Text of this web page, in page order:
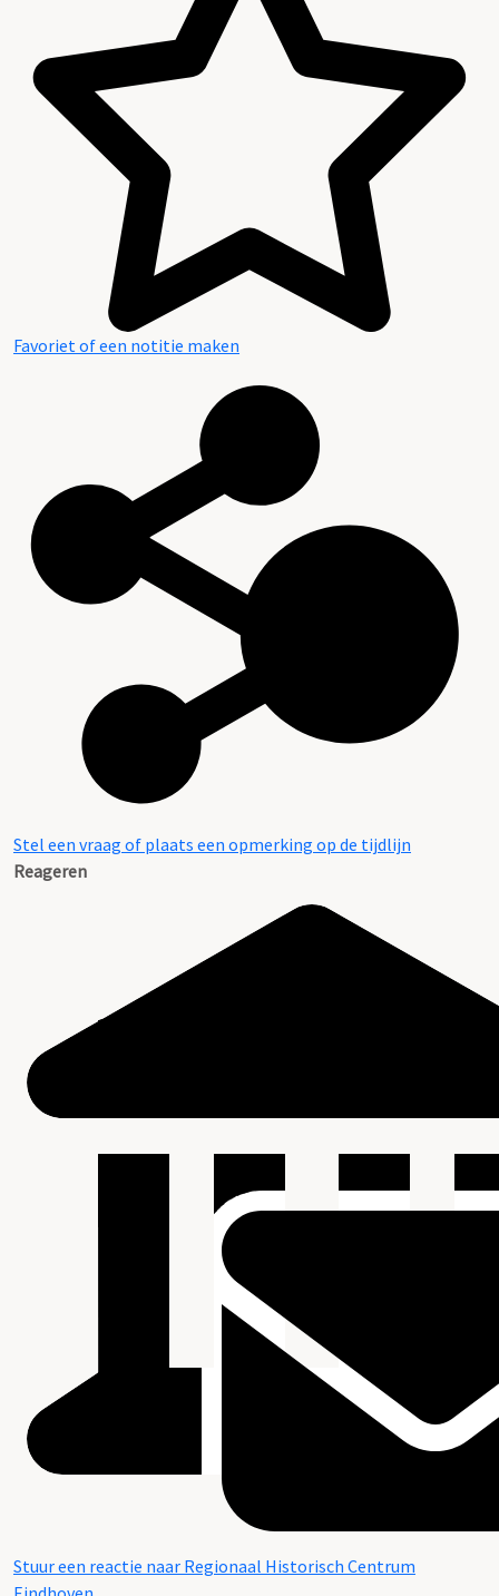
Favoriet of een notitie maken
Stel een vraag of plaats een opmerking op de tijdlijn
Reageren
Stuur een reactie naar Regionaal Historisch Centrum